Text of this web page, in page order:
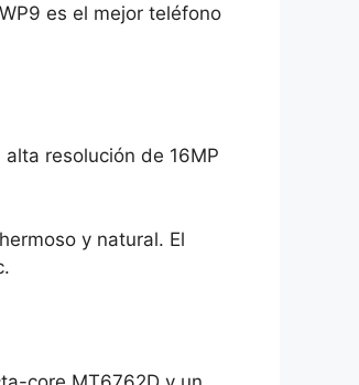
es el mejor teléfono
resolución de 16MP
y natural. El